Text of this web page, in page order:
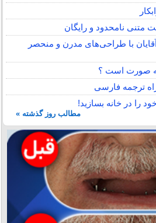
با طراحی‌های مدرن و منحصر
صورت است ؟
ترجمه فارسی
را در خانه بسازید!
مطالب روز گذشته »